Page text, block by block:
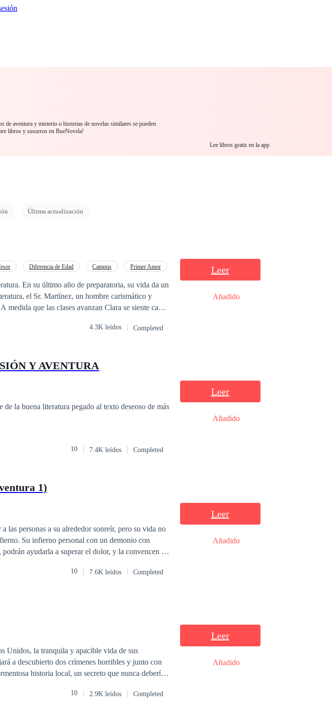
de aventura y misterio o historias de novelas similares se pueden
libros y susurros en BueNovela!
Lee libros gratis en la app
Última actualización
Diferencia de Edad Campus Primer Amor
En su último año de preparatoria, su vida da un
el Sr. Martínez, un hombre carismático y
medida que las clases avanzan Clara se siente cada
4.3K leídos Completed
Leer
Añadido
Y AVENTURA
la buena literatura pegado al texto deseoso de más
10 7.4K leídos Completed
Leer
Añadido
1)
las personas a su alrededor sonreír, pero su vida no
Su infierno personal con un demonio con
Desesperada 4. Aventura de una Chica
10 7.6K leídos Completed
Leer
Añadido
Unidos, la tranquila y apacible vida de sus
a descubierto dos crímenes horribles y junto con
historia local, un secreto que nunca debería
10 2.9K leídos Completed
Leer
Añadido